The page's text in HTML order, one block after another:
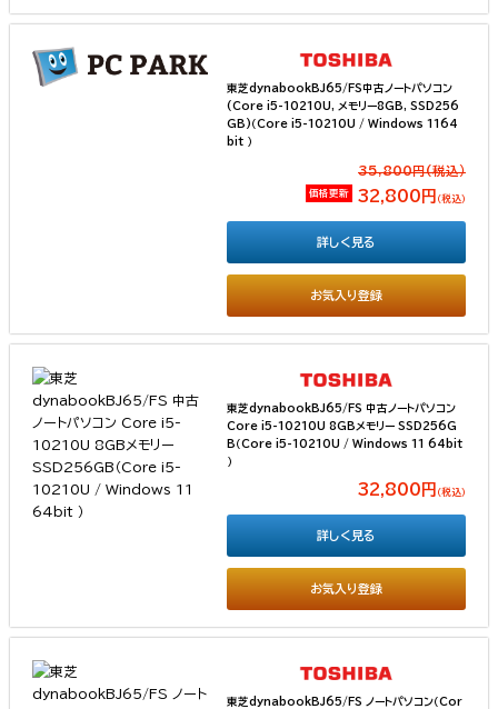
東芝dynabookBJ65/FS中古ノートパソコン
(Core i5-10210U, メモリー8GB, SSD256
GB)（Core i5-10210U / Windows 1164
bit ）
35,800円(税込）
価格更新 32,800円 （税込）
お気入り登録
詳しく見る
東芝dynabookBJ65/FS 中古ノートパソコン
Core i5-10210U 8GBメモリー SSD256G
B（Core i5-10210U / Windows 11 64bit
）
32,800円 （税込）
お気入り登録
詳しく見る
東芝dynabookBJ65/FS ノートパソコン（Cor